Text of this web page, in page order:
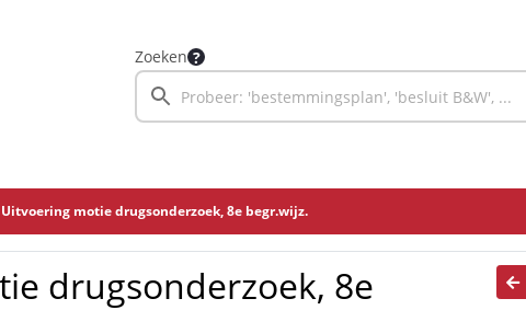
Zoeken
Uitvoering motie drugsonderzoek, 8e begr.wijz.
drugsonderzoek, 8e